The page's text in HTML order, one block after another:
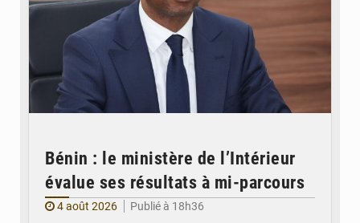
Bénin : le ministère de l’Intérieur
évalue ses résultats à mi-parcours
4 août 2026
Publié à 18h36